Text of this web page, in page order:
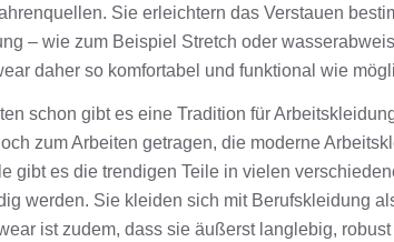
Sie erleichtern das Verstauen
– wie zum Beispiel Stretch oder
daher so komfortabel und funktional wie
schon gibt es eine Tradition für
zum Arbeiten getragen, die moderne
gibt es die trendigen Teile in vielen
werden. Sie kleiden sich mit Berufskleidung
ist zudem, dass sie äußerst langlebig,